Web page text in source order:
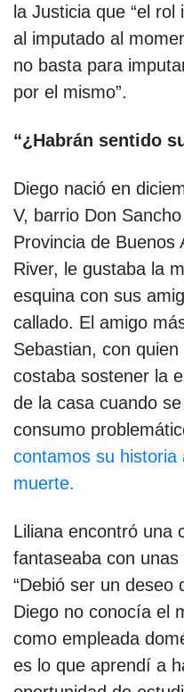
la Justicia que “el
al imputado al
no basta para
por el mismo”.
“¿Habrán sentido
Diego nació en
V, barrio Don
Provincia de Buenos
River, le gustaba la
esquina con sus
callado. El amigo
Sebastian, con
costaba sostener la
de la casa cuando
consumo
contamos su historia
muerte.
Liliana encontró una
fantaseaba con
“Debió ser un deseo
Diego no conocía el
como empleada
es lo que aprendí a